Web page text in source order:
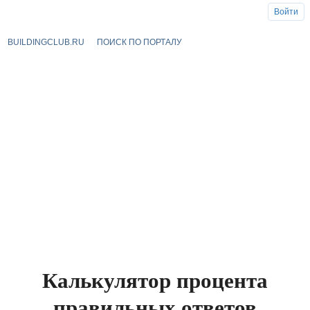
BUILDINGCLUB.RU ПОИСК ПО ПОРТАЛУ
Калькулятор процента
Войти